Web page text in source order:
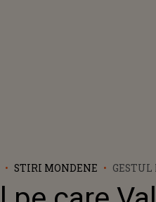
STIRI MONDENE
GESTUL
FACE